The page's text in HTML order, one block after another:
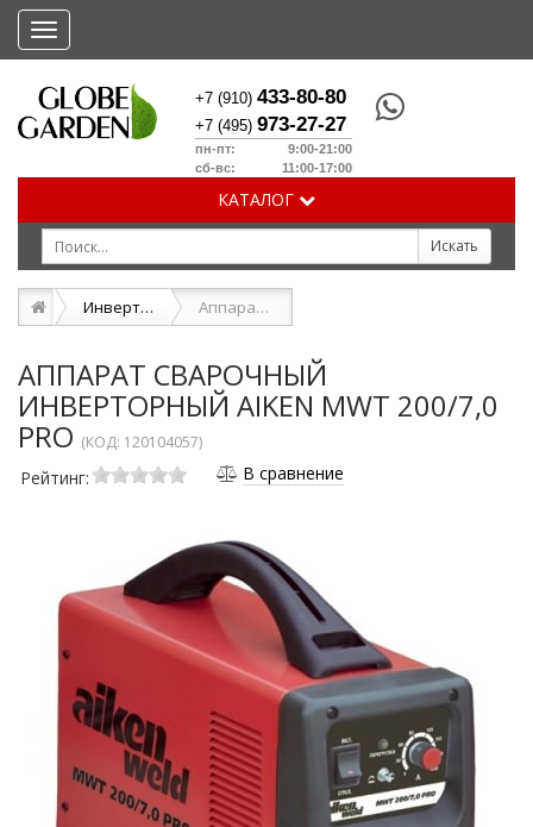
Меню
+7 (910)433-80-80
+7 (495)973-27-27
пн-пт: 9:00-21:00
сб-вс: 11:00-17:00
КАТАЛОГ
Инверторные сварочные аппараты Аппарат сварочный инверторный AIKEN MWT 200/7,0 PRO
АППАРАТ СВАРОЧНЫЙ
ИНВЕРТОРНЫЙ AIKEN MWT 200/7,0
PRO (КОД: 120104057)
Рейтинг: В сравнение